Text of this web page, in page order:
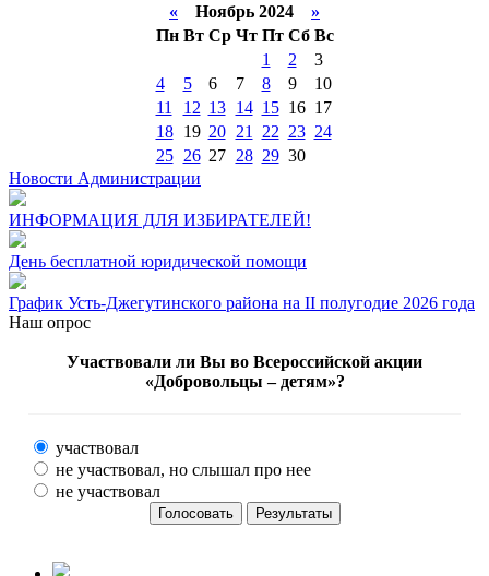
« Ноябрь 2024 »
Пн Вт Ср Чт Пт Сб Вс
1
2
3
4
5 6 7 8 9
10
11
12 13 14 15 16 17
18
19 20 21 22 23 24
25
26 27 28 29 30
Новости Администрации
ИНФОРМАЦИЯ ДЛЯ ИЗБИРАТЕЛЕЙ!
День бесплатной юридической помощи
График Усть-Джегутинского района на II полугодие 2026 года
Наш опрос
Участвовали ли Вы во Всероссийской акции
«Добровольцы – детям»?
участвовал
не участвовал, но слышал про нее
не участвовал